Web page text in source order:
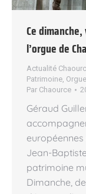
Ce
l’orgue de
Actualité
Patrimoine
Par Chaource
Géraud
européennes
Jean-
patrimoine
Dimanche,